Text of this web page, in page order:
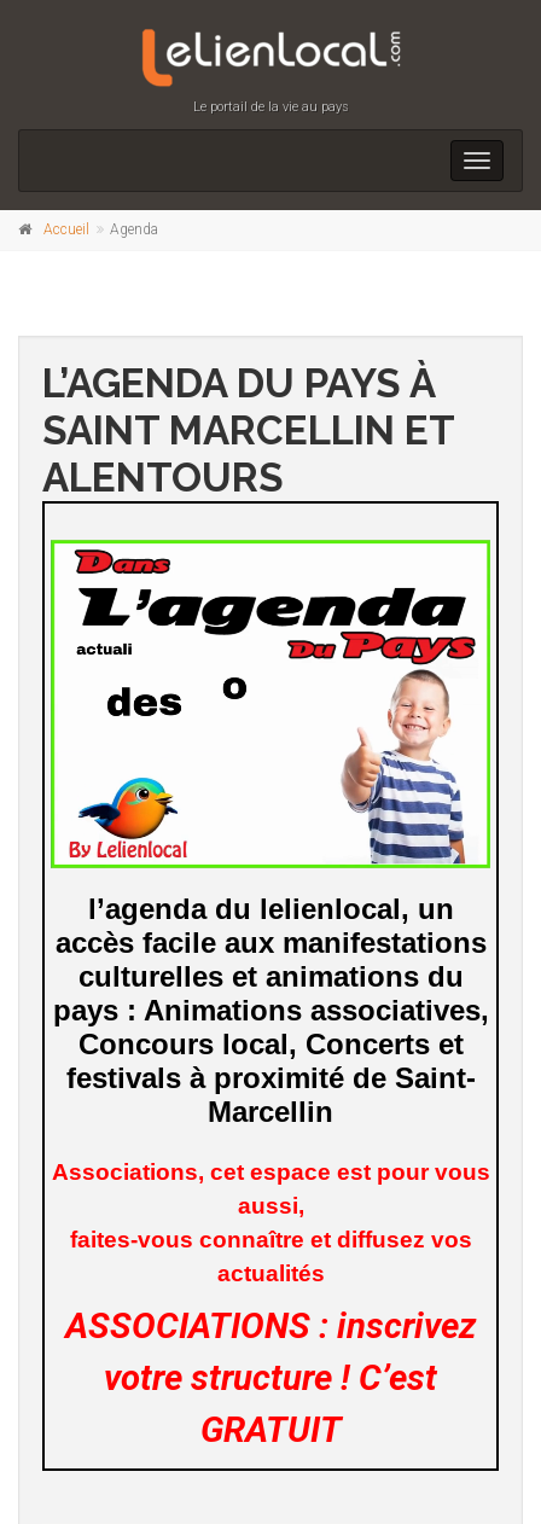
Le portail de la vie au pays
Toggle
Accueil Agenda
L’AGENDA DU PAYS À
SAINT MARCELLIN ET
ALENTOURS
l’agenda du lelienlocal, un
accès facile aux manifestations
culturelles et animations du
pays : Animations associatives,
Concours local, Concerts et
festivals à proximité de Saint-
Marcellin
Associations, cet espace est pour vous
aussi,
faites-vous connaître et diffusez vos
actualités
ASSOCIATIONS : inscrivez
votre structure ! C’est
GRATUIT